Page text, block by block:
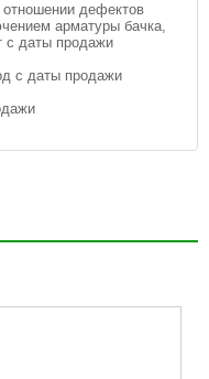
отношении дефектов
арматуры бачка,
с даты продажи
с даты продажи